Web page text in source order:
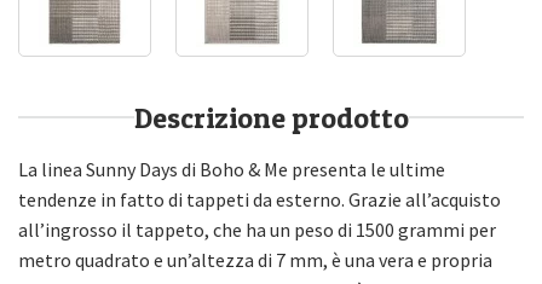
Descrizione prodotto
La linea Sunny Days di Boho & Me presenta le ultime
tendenze in fatto di tappeti da esterno. Grazie all’acquisto
all’ingrosso il tappeto, che ha un peso di 1500 grammi per
metro quadrato e un’altezza di 7 mm, è una vera e propria